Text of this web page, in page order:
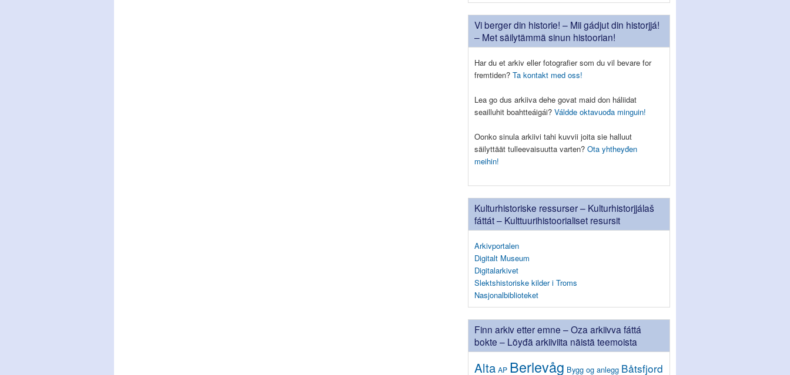
Vi berger din historie! – Mii gádjut din historjjá!
– Met säilytämmä sinun histoorian!
Har du et arkiv eller fotografier som du vil bevare for
fremtiden? Ta kontakt med oss!
Lea go dus arkiiva dehe govat maid don háliidat
seailluhit boahtteáigái? Váldde oktavuođa minguin!
Oonko sinula arkiivi tahi kuvvii joita sie halluut
säilyttäät tulleevaisuutta varten? Ota yhtheyđen
meihin!
Kulturhistoriske ressurser – Kulturhistorjjálaš
fáttát – Kulttuurihistoorialiset resursit
Arkivportalen
Digitalt Museum
Digitalarkivet
Slektshistoriske kilder i Troms
Nasjonalbiblioteket
Finn arkiv etter emne – Oza arkiivva fáttá
bokte – Löyđä arkiiviita näistä teemoista
Alta AP Berlevåg Bygg og anlegg Båtsfjord